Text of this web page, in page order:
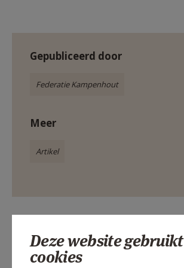
Gepubliceerd door
Federatie Kampenhout
Meer
Artikel
Deel dit artikel
Deze website gebruikt
cookies